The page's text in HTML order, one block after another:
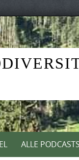
ALLE PODCASTS